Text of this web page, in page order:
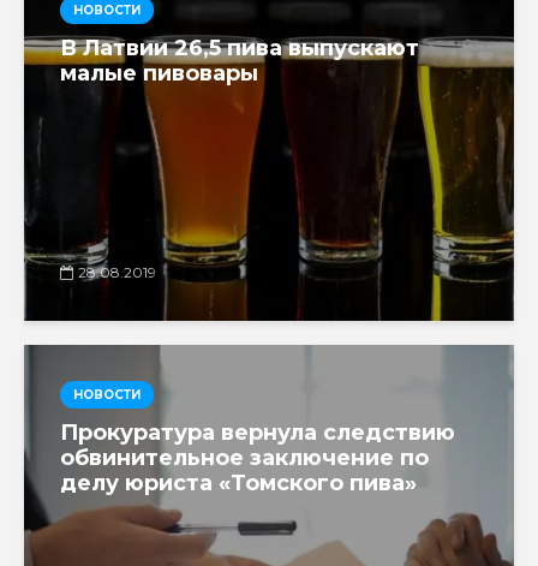
НОВОСТИ
В Латвии 26,5 пива выпускают
малые пивовары
28.08.2019
НОВОСТИ
Прокуратура вернула следствию
обвинительное заключение по
делу юриста «Томского пива»